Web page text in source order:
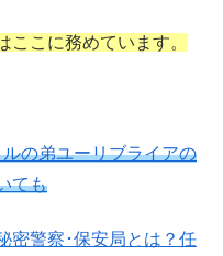
ここに務めています。
の弟ユーリブライアの
ても
密警察･保安局とは？任